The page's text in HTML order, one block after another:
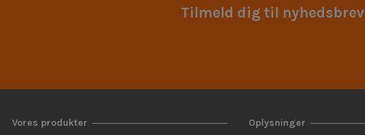
Tilmeld dig til nyhedsbrev
Vores produkter Oplysninger